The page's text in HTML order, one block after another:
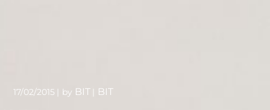
17/02/2015 by BIT BIT